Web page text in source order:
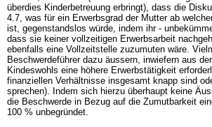
überdies Kinderbetreuung erbringt), dass die
4.7, was für ein Erwerbsgrad der Mutter ab
ist, gegenstandslos würde, indem ihr -
dass sie keiner vollzeitigen Erwerbsarbeit
ebenfalls eine Vollzeitstelle zuzumuten wäre.
Beschwerdeführer dazu äussern, inwiefern aus
Kindeswohls eine höhere Erwerbstätigkeit
finanziellen Verhältnisse insgesamt knapp sind
sprechen). Indem sich hierzu überhaupt keine
die Beschwerde in Bezug auf die Zumutbarkeit
100 % unbegründet.